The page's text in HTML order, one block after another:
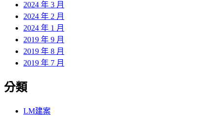
2024 年 3 月
2024 年 2 月
2024 年 1 月
2019 年 9 月
2019 年 8 月
2019 年 7 月
分類
LM建案